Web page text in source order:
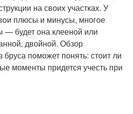
на своих участках. У
плюсы и минусы, многое
— будет она клееной или
двойной. Обзор
поможет понять: стоит ли
моменты придется учесть при